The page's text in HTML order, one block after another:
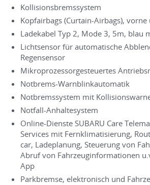
Kollisionsbremssystem
Kopfairbags (Curtain-Airbags),
Ladekabel Typ 2, Mode 3, 5m, blau
Lichtsensor für automatische
Regensensor
Mikroprozessorgesteuertes
Notbrems-Warnblinkautomatik
Notbremssystem mit
Notfall-Anhaltesystem
Online-Dienste SUBARU Care
Services mit Fernklimatisierung,
car, Ladeplanung, Steuerung von
Abruf von Fahrzeuginformationen
App
Parkbremse, elektronisch und